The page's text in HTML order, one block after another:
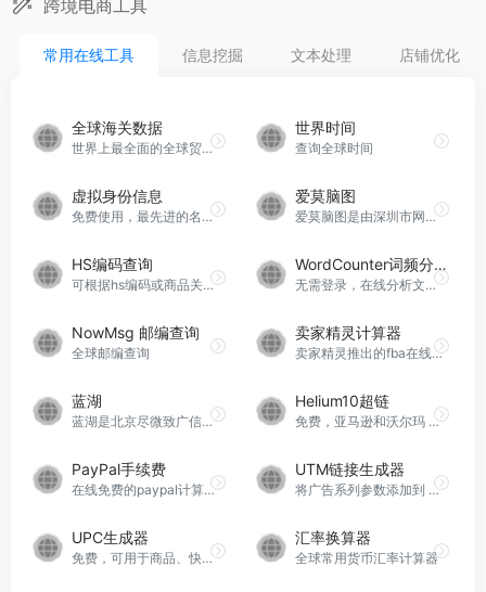
跨境电商工具
常用在线工具 信息挖掘 文本处理 店铺优化
全球海关数据
世界上最全面的全球贸易数据平台
世界时间
查询全球时间
虚拟身份信息
免费使用，最先进的名称生成器
爱莫脑图
爱莫脑图是由深圳市网旭科技有限公司专注开发的一款卓越思维导图软件。用户可以充分体验自由创意，通过支持自定义思维导图主题和多样模版选择，轻松打造个性化的思维导图。其独特之处在于能够为思维导图插入关系线，快速而清晰地勾勒各个主题之间的关系，使得头脑风暴、市场运营、教育学习、项目管理等多个领域的应用更加高效而便捷。
HS编码查询
可根据hs编码或商品关键字查询详情或进出口税率等信息
WordCounter词频分析
无需登录，在线分析文字中的词语出现频率
NowMsg 邮编查询
全球邮编查询
卖家精灵计算器
卖家精灵推出的fba在线计算器
蓝湖
蓝湖是北京尽微致广信息技术有限公司旗下的产品设计协作平台，自 2017 年上线以来，一直致力于推动科技世界更快更好的到来。作为国内产品设计协作平台的先驱，蓝湖通过不断创新，为互联网团队提供卓越的产品设计协作体验。以降低沟通成本、提高工作效率、优化工作流程为使命，蓝湖通过先进的功能和用户友好的界面，为设计团队提供了全面的协作解决方案。
Helium10超链
免费，亚马逊和沃尔玛 URL 生成器/生成器
PayPal手续费
在线免费的paypal计算器，和PayPal官方一致的费率
UTM链接生成器
将广告系列参数添加到 URL
UPC生成器
免费，可用于商品、快递、超市、期刊等条形码生成
汇率换算器
全球常用货币汇率计算器